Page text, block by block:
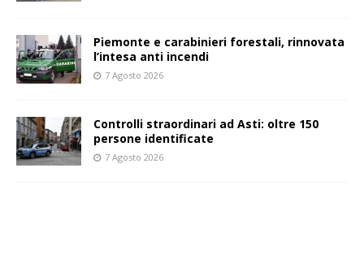
Piemonte e carabinieri forestali, rinnovata
l’intesa anti incendi
7 Agosto 2026
Controlli straordinari ad Asti: oltre 150
persone identificate
7 Agosto 2026